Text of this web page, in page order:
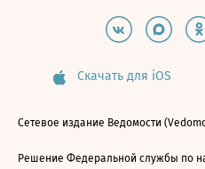
Скачать для iOS
Сетевое издание Ведомости
Решение Федеральной службы по